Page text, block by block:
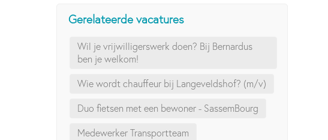
Gerelateerde vacatures
Wil je vrijwilligerswerk doen? Bij Bernardus
ben je welkom!
Wie wordt chauffeur bij Langeveldshof? (m/v)
Duo fietsen met een bewoner - SassemBourg
Medewerker Transportteam